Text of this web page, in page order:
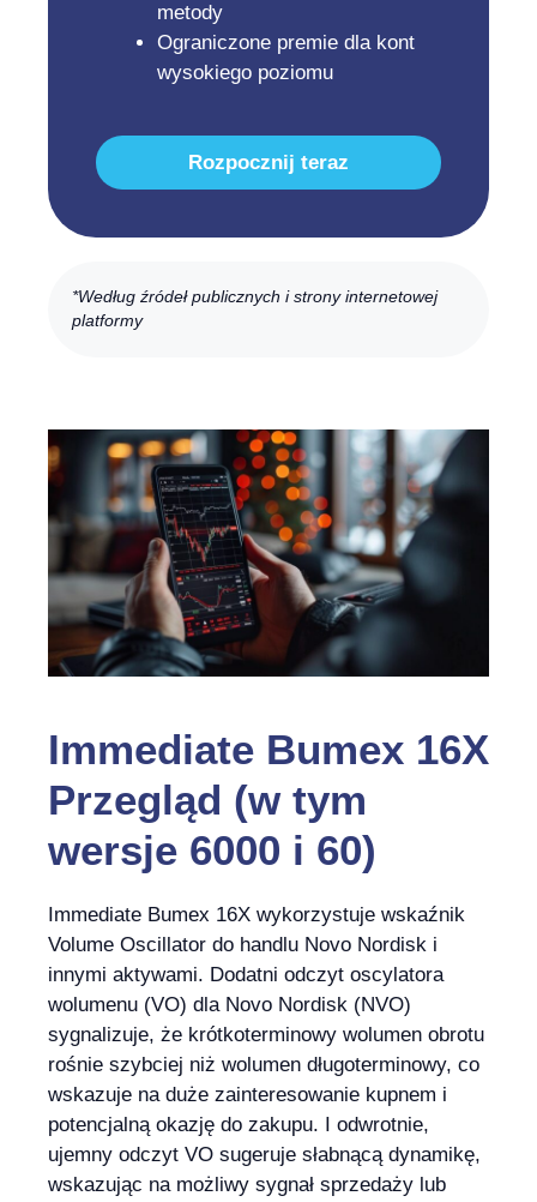
metody
Ograniczone premie dla kont
wysokiego poziomu
Rozpocznij teraz
*Według źródeł publicznych i strony internetowej
platformy
Immediate Bumex 16X
Przegląd (w tym
wersje 6000 i 60)
Immediate Bumex 16X wykorzystuje wskaźnik
Volume Oscillator do handlu Novo Nordisk i
innymi aktywami. Dodatni odczyt oscylatora
wolumenu (VO) dla Novo Nordisk (NVO)
sygnalizuje, że krótkoterminowy wolumen obrotu
rośnie szybciej niż wolumen długoterminowy, co
wskazuje na duże zainteresowanie kupnem i
potencjalną okazję do zakupu. I odwrotnie,
ujemny odczyt VO sugeruje słabnącą dynamikę,
wskazując na możliwy sygnał sprzedaży lub